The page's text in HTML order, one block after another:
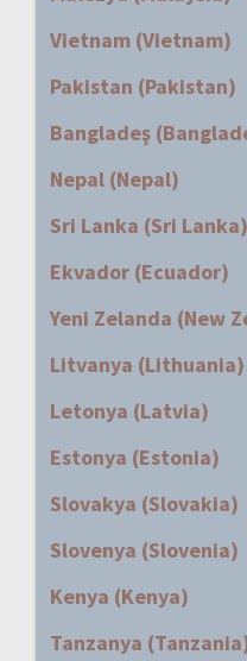
Vietnam (Vietnam)
Pakistan (Pakistan)
Bangladeş
Nepal (Nepal)
Sri Lanka (Sri Lanka)
Ekvador (Ecuador)
Yeni Zelanda (New
Litvanya (Lithuania)
Letonya (Latvia)
Estonya (Estonia)
Slovakya (Slovakia)
Slovenya (Slovenia)
Kenya (Kenya)
Tanzanya